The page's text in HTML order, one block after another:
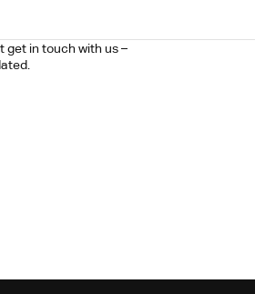
get in touch with us –